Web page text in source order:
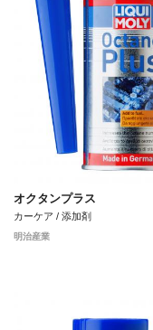
オクタンプラス
カーケア / 添加剤
明治産業